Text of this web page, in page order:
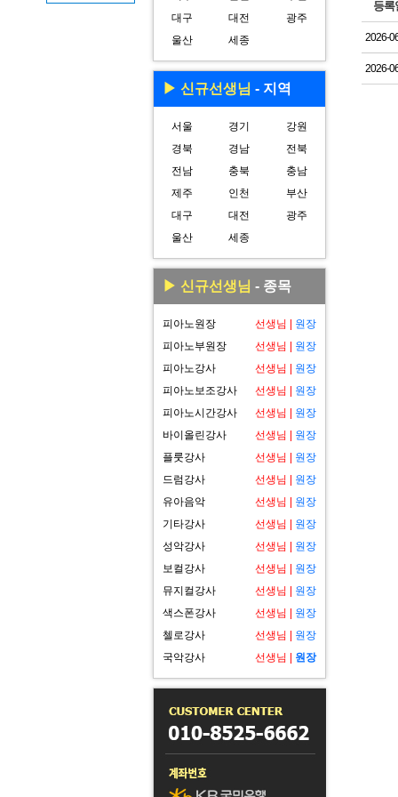
대구
대전
광주
울산
세종
▶ 신규선생님 - 지역
서울 경기
강원
경북
경남
전북
전남
충북
충남
제주
인천
부산
대구
대전
광주
울산
세종
▶ 신규선생님 - 종목
피아노원장 선생님
원장
피아노부원장
선생님
원장
피아노강사
선생님
원장
피아노보조강사
선생님
원장
피아노시간강사
선생님
원장
바이올린강사
선생님
원장
플룻강사
선생님
원장
드럼강사
선생님
원장
유아음악
선생님
원장
기타강사
선생님
원장
성악강사
선생님
원장
보컬강사
선생님
원장
뮤지컬강사
선생님
원장
색스폰강사
선생님
원장
첼로강사
선생님
원장
국악강사
선생님 원장
등록
2026-
2026-